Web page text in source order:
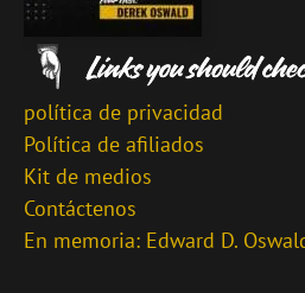
política de privacidad
Política de afiliados
Kit de medios
Contáctenos
En memoria: Edward D.